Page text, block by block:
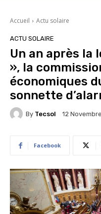
Accueil Actu solaire
ACTU SOLAIRE
Un an après la
», la
économiques
sonnette
By Tecsol 12
Facebook